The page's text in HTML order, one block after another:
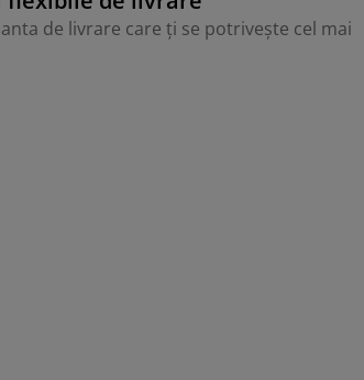
de livrare care ți se potrivește cel mai